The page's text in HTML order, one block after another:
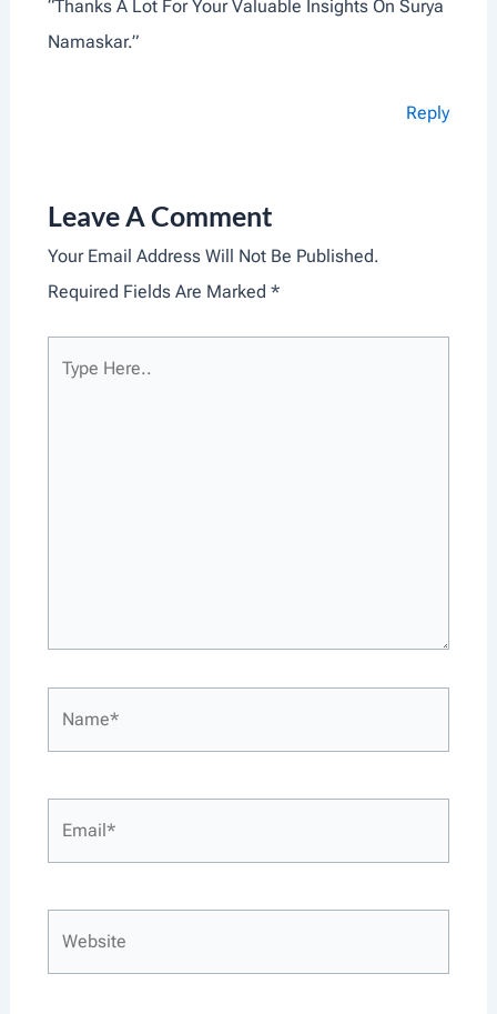
“Thanks A Lot For Your Valuable Insights On Surya
Namaskar.”
Reply
Leave A Comment
Your Email Address Will Not Be Published.
Required Fields Are Marked *